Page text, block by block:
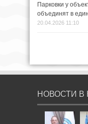
Парковки у
объединят в
20.04.2026 11:10
НОВОСТИ В